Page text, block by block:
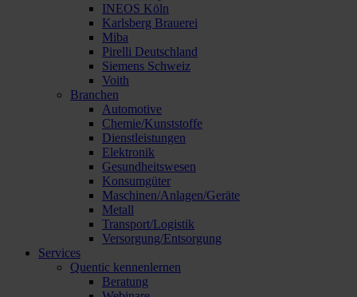
INEOS Köln
Karlsberg Brauerei
Miba
Pirelli Deutschland
Siemens Schweiz
Voith
Branchen
Automotive
Chemie/Kunststoffe
Dienstleistungen
Elektronik
Gesundheitswesen
Konsumgüter
Maschinen/Anlagen/Geräte
Metall
Transport/Logistik
Versorgung/Entsorgung
Services
Quentic kennenlernen
Beratung